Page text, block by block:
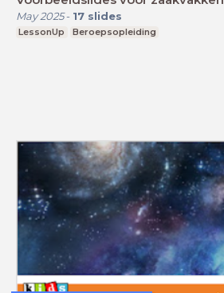
May 2025- 17 slides
LessonUp Beroepsopleiding